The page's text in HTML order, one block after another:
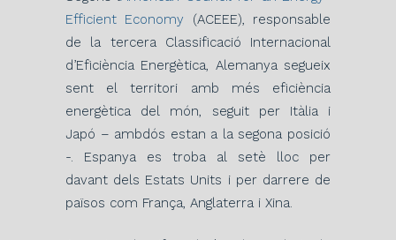
Efficient Economy (ACEEE), responsable
de la tercera Classificació Internacional
d’Eficiència Energètica, Alemanya segueix
sent el territori amb més eficiència
energètica del món, seguit per Itàlia i
Japó – ambdós estan a la segona posició
-. Espanya es troba al setè lloc per
davant dels Estats Units i per darrere de
països com França, Anglaterra i Xina.